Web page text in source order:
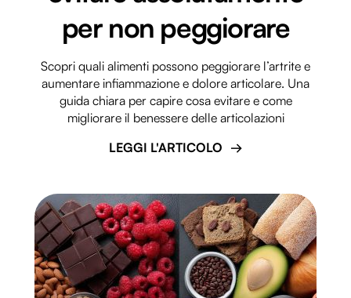
per non peggiorare
Scopri quali alimenti possono peggiorare l’artrite e
aumentare infiammazione e dolore articolare. Una
guida chiara per capire cosa evitare e come
migliorare il benessere delle articolazioni
LEGGI L'ARTICOLO